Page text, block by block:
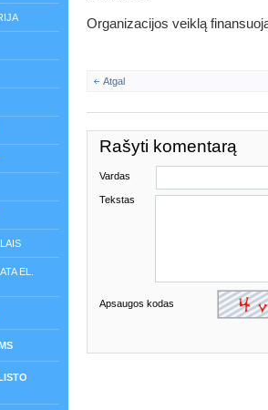
EL.
Organizacijos veiklą
Atgal
Rašyti komentarą
Vardas
Tekstas
Apsaugos kodas